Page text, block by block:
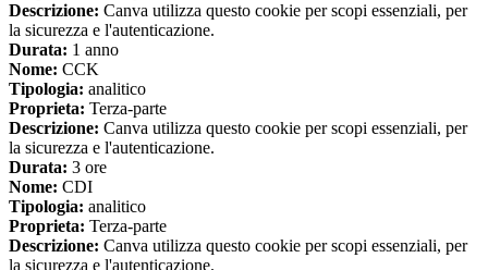
Descrizione: Canva utilizza questo cookie per scopi essenziali, per
la sicurezza e l'autenticazione.
Durata: 1 anno
Nome: CCK
Tipologia: analitico
Proprieta: Terza-parte
Descrizione: Canva utilizza questo cookie per scopi essenziali, per
la sicurezza e l'autenticazione.
Durata: 3 ore
Nome: CDI
Tipologia: analitico
Proprieta: Terza-parte
Descrizione: Canva utilizza questo cookie per scopi essenziali, per
la sicurezza e l'autenticazione.